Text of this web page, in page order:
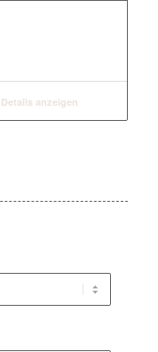
Details anzeigen